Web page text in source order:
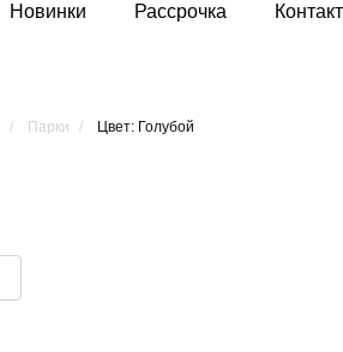
Новинки Рассрочка
Парки Цвет: Голубой